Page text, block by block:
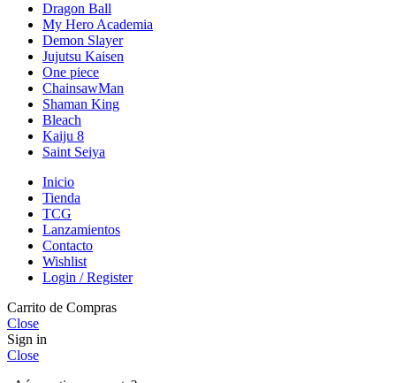
Dragon Ball
My Hero Academia
Demon Slayer
Jujutsu Kaisen
One piece
ChainsawMan
Shaman King
Bleach
Kaiju 8
Saint Seiya
Inicio
Tienda
TCG
Lanzamientos
Contacto
Wishlist
Login / Register
Carrito de Compras
Close
Sign in
Close